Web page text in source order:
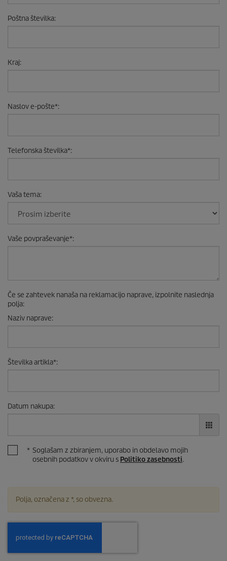
Poštna številka:
Kraj:
Naslov e-pošte*:
Telefonska številka*:
Vaša tema:
Vaše povpraševanje*:
Če se zahtevek nanaša na reklamacijo naprave, izpolnite naslednja
polja:
Naziv naprave:
Številka artikla*:
Datum nakupa:
* Soglašam z zbiranjem, uporabo in obdelavo mojih
osebnih podatkov v okviru s Politiko zasebnosti.
Polja, označena z *, so obvezna.